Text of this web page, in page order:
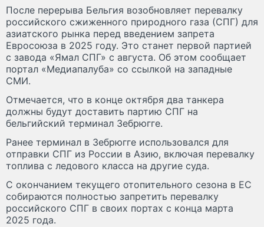
После перерыва Бельгия возобновляет перевалку
российского сжиженного природного газа (СПГ) для
азиатского рынка перед введением запрета
Евросоюза в 2025 году. Это станет первой партией
с завода «Ямал СПГ» с августа. Об этом сообщает
портал «Медиапалуба» со ссылкой на западные
СМИ.
Отмечается, что в конце октября два танкера
должны будут доставить партию СПГ на
бельгийский терминал Зебрюгге.
Ранее терминал в Зебрюгге использовался для
отправки СПГ из России в Азию, включая перевалку
топлива с ледового класса на другие суда.
С окончанием текущего отопительного сезона в ЕС
собираются полностью запретить перевалку
российского СПГ в своих портах с конца марта
2025 года.